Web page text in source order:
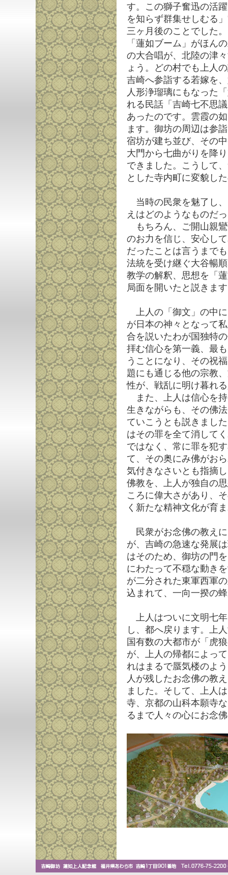
す。この獅子奮迅の活
を知らず群集せしむる
三ヶ月後のことでした
「蓮如ブーム」がほん
の大合唱が、北陸の津
ょう。どの村でも上人
吉崎へ参詣する若嫁を
人形浄瑠璃にもなった
れる民話「吉崎七不思
あったのです。雲霞の
ます。御坊の周辺は参
宿坊が建ち並び、その
大門から七曲がりを降
できました。こうして
とした寺内町に変貌し
当時の民衆を魅了し
えはどのようなものだ
もちろん、ご開山親
のお力を信じ、安心し
だったことは言うまで
法統を受け継ぐ大谷暢
教学の解釈、思想を「
局面を開いたと説きま
上人の「御文」の中
が日本の神々となって
合を説いたわが国独特
拝む信心を第一義、最
うことになり、その祝
題にも通じる他の宗教
性が、戦乱に明け暮れ
また、上人は信心を
生きながらも、その佛
ていこうとも説きまし
はその罪を全て消して
ではなく、常に罪を犯
て、その奥にみ佛がお
気付きなさいとも指摘
佛教を、上人が独自の
ころに偉大さがあり、
く新たな精神文化が育
民衆がお念佛の教え
が、吉崎の急速な発展
はそのため、御坊の門
にわたって不穏な動き
が二分された東軍西軍
込まれて、一向一揆の
上人はついに文明七
し、都へ戻ります。上
国有数の大都市が「虎
が、上人の帰都によっ
れはまるで蜃気楼のよ
人が残したお念佛の教
ました。そして、上人
寺、京都の山科本願寺
るまで人々の心にお念